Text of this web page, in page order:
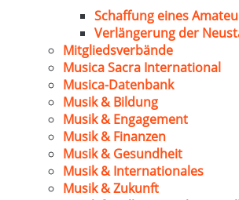
Schaffung eines
Verlängerung der
Mitgliedsverbände
Musica Sacra International
Musica-Datenbank
Musik & Bildung
Musik & Engagement
Musik & Finanzen
Musik & Gesundheit
Musik & Internationales
Musik & Zukunft